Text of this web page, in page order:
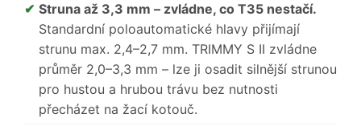
Struna až 3,3 mm – zvládne, co T35 nestačí.
Standardní poloautomatické hlavy přijímají
strunu max. 2,4–2,7 mm. TRIMMY S II zvládne
průměr 2,0–3,3 mm – lze ji osadit silnější strunou
pro hustou a hrubou trávu bez nutnosti
přecházet na žací kotouč.